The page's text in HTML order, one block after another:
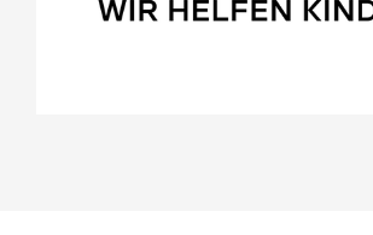
Projekte